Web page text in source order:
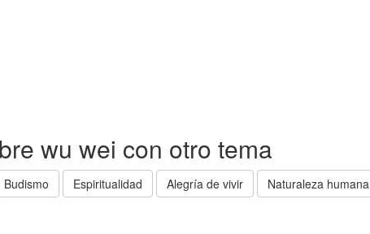
wu wei con otro tema
Budismo Espiritualidad Alegría de vivir Naturaleza humana